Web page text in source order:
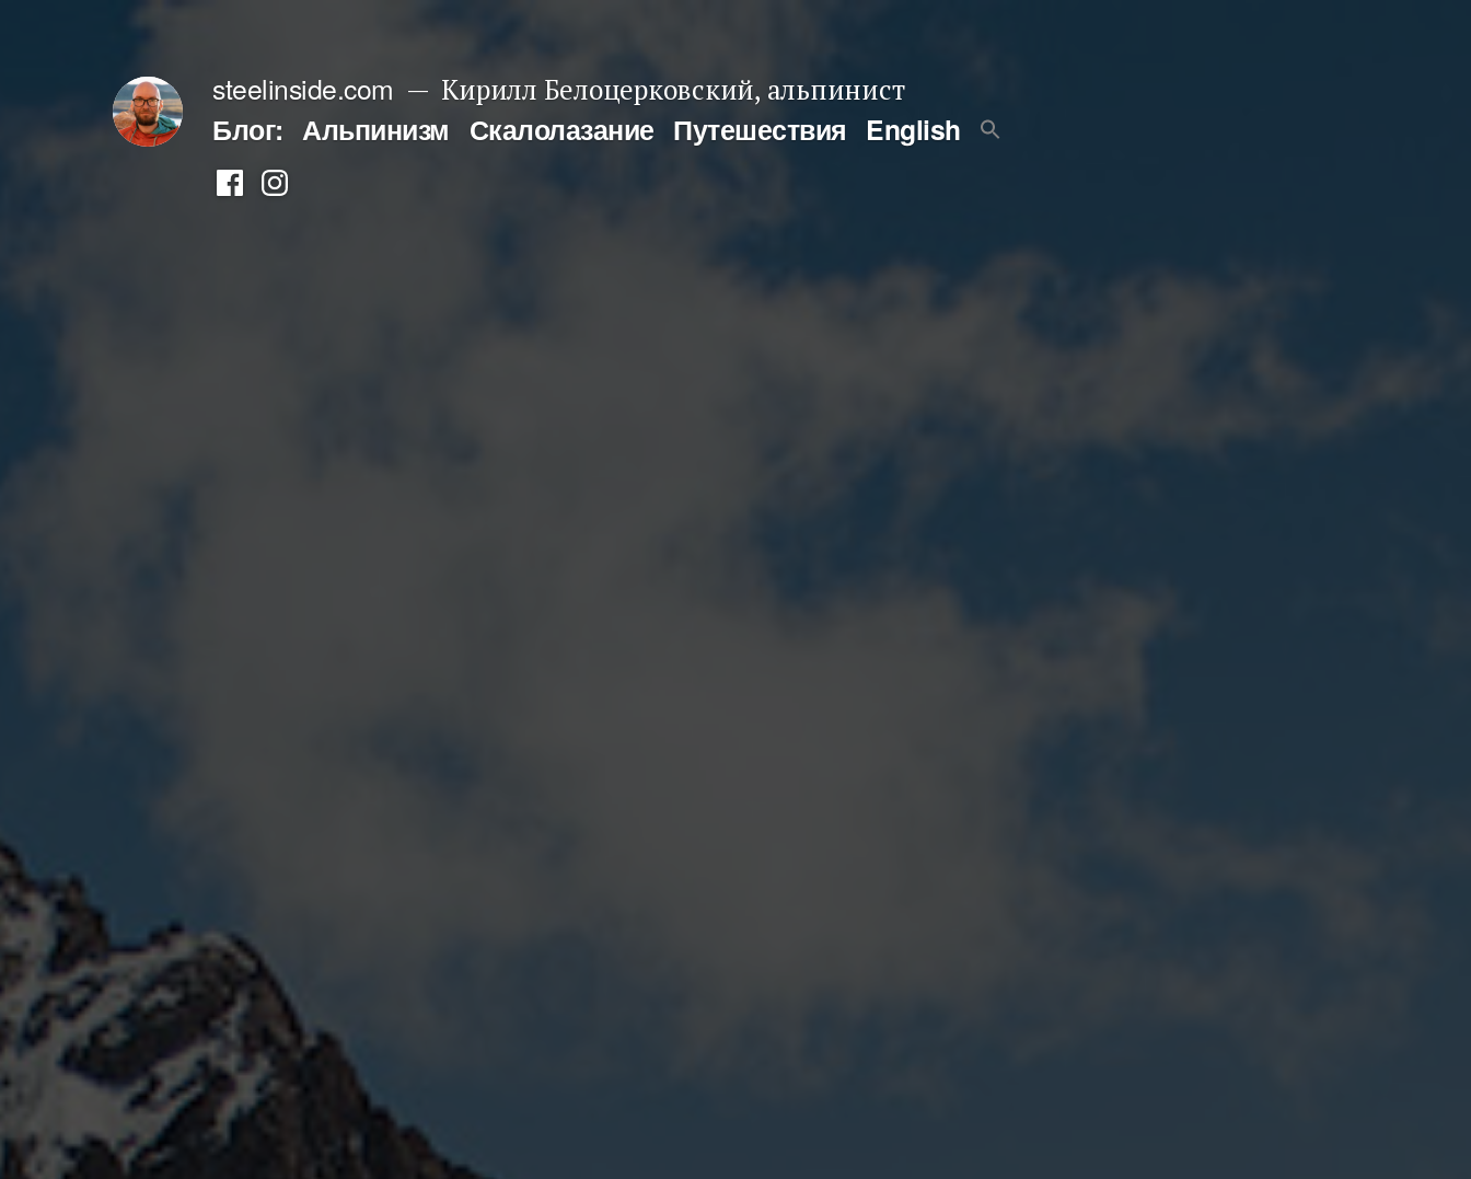
содержимому
steelinside.com Кирилл Белоцерковский, альпинист
Блог: Альпинизм Скалолазание Путешествия English
ФейсбукИнстаграм